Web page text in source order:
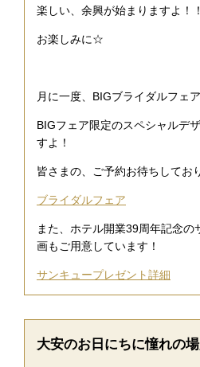
楽しい、余興が始まりますよ！！
お楽しみに☆
月に一度、BIGブライダルフェ
BIGフェア限定のスペシャルデ
すよ！
皆さまの、ご予約お待ちしてお
ブライダルフェア
また、ホテル開業39周年記念
画もご用意しています！
サンキュープレゼント詳細
大安のお日にちに憧れの場